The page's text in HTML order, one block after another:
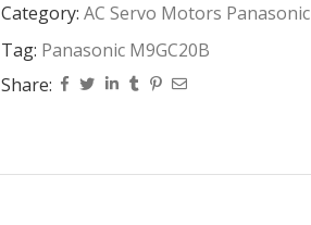
Category: AC Servo Motors Panasonic
Tag: Panasonic M9GC20B
Share: